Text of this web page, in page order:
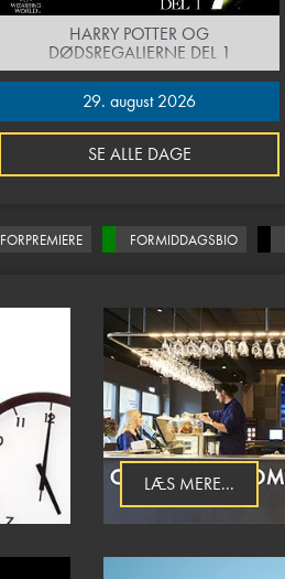
HARRY POTTER OG
DØDSREGALIERNE DEL 1
29. august 2026
SE ALLE DAGE
FORPREMIERE FORMIDDAGSBIO
LÆS MERE...